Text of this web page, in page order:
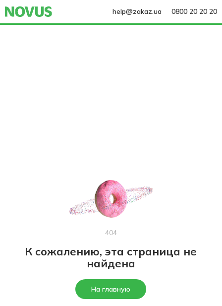
help@zakaz.ua 0800 20 20 20
404
К сожалению, эта страница не
найдена
На главную